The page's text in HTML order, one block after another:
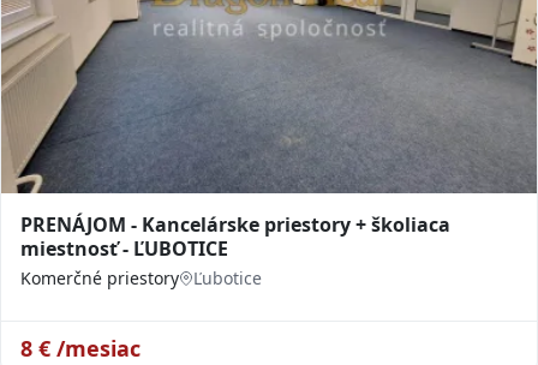
PRENÁJOM - Kancelárske priestory + školiaca
miestnosť - ĽUBOTICE
Komerčné priestory Ľubotice
8 € /mesiac